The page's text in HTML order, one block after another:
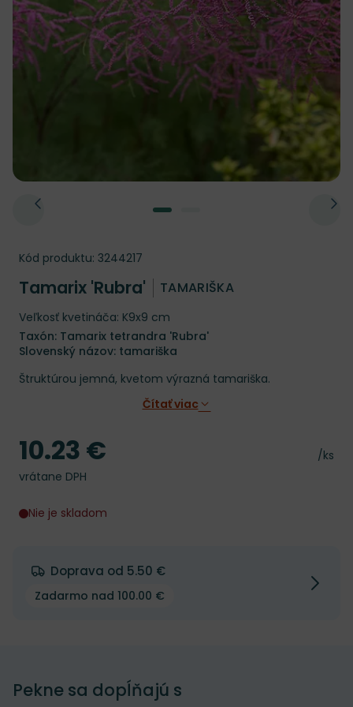
Kód produktu: 3244217
Tamarix 'Rubra' TAMARIŠKA
Veľkosť kvetináča: K9x9 cm
Taxón: Tamarix tetrandra 'Rubra'
Slovenský názov: tamariška
Štruktúrou jemná, kvetom výrazná tamariška.
Čítať viac
Cena
/ks
Cena
10.23 €
vrátane DPH
Nie je skladom
Doprava od 5.50 €
Zadarmo nad 100.00 €
Pekne sa dopĺňajú s